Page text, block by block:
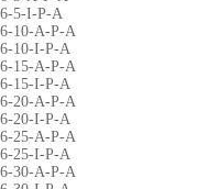
5-I-P-A
10-A-P-A
10-I-P-A
15-A-P-A
15-I-P-A
20-A-P-A
20-I-P-A
25-A-P-A
25-I-P-A
30-A-P-A